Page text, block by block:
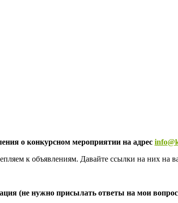
о конкурсном мероприятии на адрес
к объявлениям. Давайте ссылки на них на
(не нужно присылать ответы на мои